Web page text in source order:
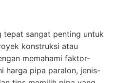
tepat sangat penting untuk
konstruksi atau
memahami faktor-
harga pipa paralon, jenis-